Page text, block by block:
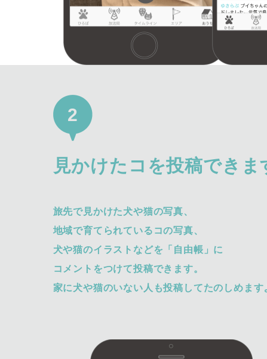
2
見かけたコを投稿できま
旅先で見かけた犬や猫の写真、
地域で育てられているコの写真、
犬や猫のイラストなどを「自由帳」に
コメントをつけて投稿できます。
家に犬や猫のいない人も投稿してたのしめます